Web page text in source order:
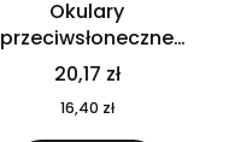
Okulary
przeciwsłoneczne
CALIFORNIA TOUCH
MO9617-10
20,17 zł
16,40 zł